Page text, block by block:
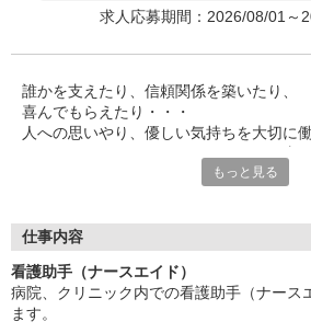
求人応募期間：2026/08/01～
誰かを支えたり、信頼関係を築いたり、
喜んでもらえたり・・・
人への思いやり、優しい気持ちを大切に
患者さんの身の回りのお世話をすることが
くことも。
そんな時は特にやりがいを感じられます
もっと見る
仕事内容
看護助手（ナースエイド）
病院、クリニック内での看護助手（ナース
ます。